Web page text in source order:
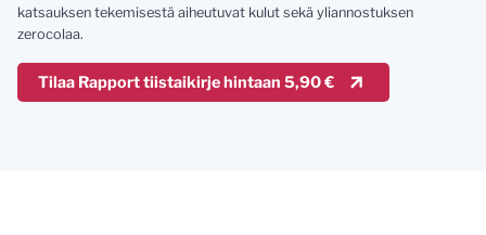
katsauksen tekemisestä aiheutuvat kulut sekä yliannostuksen
zerocolaa.
Tilaa Rapport tiistaikirje hintaan 5,90 €